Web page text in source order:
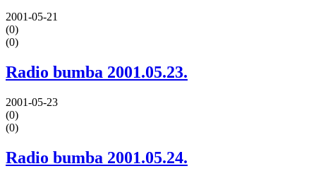
2001-05-21
(0)
(0)
Radio bumba 2001.05.23.
2001-05-23
(0)
(0)
Radio bumba 2001.05.24.